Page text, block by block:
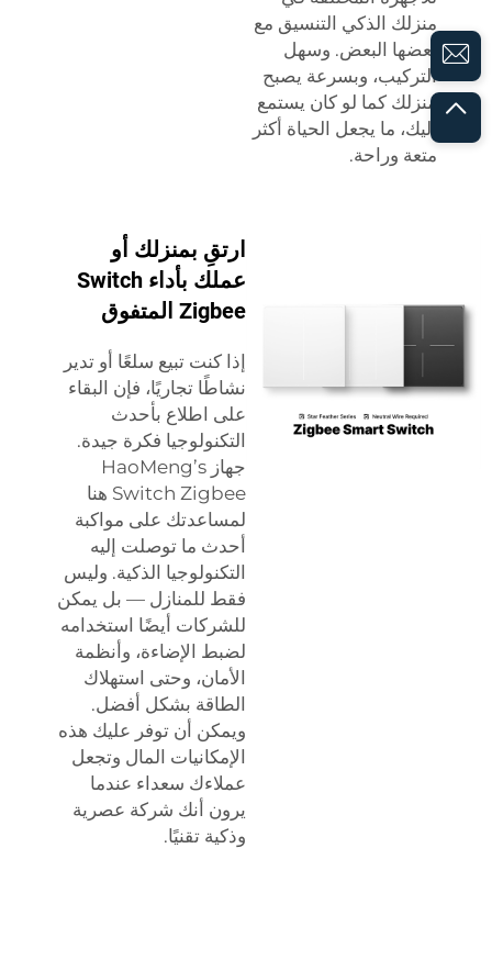
منزلك الذكي التنسيق مع
بعضها البعض. وسهل
التركيب، وبسرعة يصبح
منزلك كما لو كان يستمع
إليك، ما يجعل الحياة أكثر
متعة وراحة.
ارتقِ بمنزلك أو
عملك بأداء Switch
Zigbee المتفوق
إذا كنت تبيع سلعًا أو تدير
نشاطًا تجاريًا، فإن البقاء
على اطلاع بأحدث
التكنولوجيا فكرة جيدة.
جهاز HaoMeng’s
Switch Zigbee هنا
لمساعدتك على مواكبة
أحدث ما توصلت إليه
التكنولوجيا الذكية. وليس
فقط للمنازل — بل يمكن
للشركات أيضًا استخدامه
لضبط الإضاءة، وأنظمة
الأمان، وحتى استهلاك
الطاقة بشكل أفضل.
ويمكن أن توفر عليك هذه
الإمكانيات المال وتجعل
عملاءك سعداء عندما
يرون أنك شركة عصرية
وذكية تقنيًا.